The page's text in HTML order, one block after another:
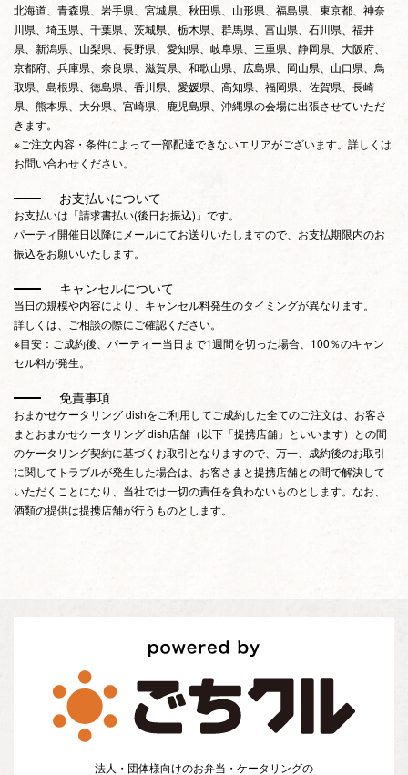
北海道、青森県、岩手県、宮城県、秋田県、山形県、福島県、東京都、神奈
川県、埼玉県、千葉県、茨城県、栃木県、群馬県、富山県、石川県、福井
県、新潟県、山梨県、長野県、愛知県、岐阜県、三重県、静岡県、大阪府、
京都府、兵庫県、奈良県、滋賀県、和歌山県、広島県、岡山県、山口県、鳥
取県、島根県、徳島県、香川県、愛媛県、高知県、福岡県、佐賀県、長崎
県、熊本県、大分県、宮崎県、鹿児島県、沖縄県の会場に出張させていただ
きます。
※ご注文内容・条件によって一部配達できないエリアがございます。詳しくは
お問い合わせください。
お支払いについて
お支払いは「請求書払い(後日お振込)」です。
パーティ開催日以降にメールにてお送りいたしますので、お支払期限内のお
振込をお願いいたします。
キャンセルについて
当日の規模や内容により、キャンセル料発生のタイミングが異なります。
詳しくは、ご相談の際にご確認ください。
※目安：ご成約後、パーティー当日まで1週間を切った場合、100％のキャン
セル料が発生。
免責事項
おまかせケータリング dishをご利用してご成約した全てのご注文は、お客さ
まとおまかせケータリング dish店舗（以下「提携店舗」といいます）との間
のケータリング契約に基づくお取引となりますので、万一、成約後のお取引
に関してトラブルが発生した場合は、お客さまと提携店舗との間で解決して
いただくことになり、当社では一切の責任を負わないものとします。なお、
酒類の提供は提携店舗が行うものとします。
法人・団体様向けのお弁当・ケータリングの